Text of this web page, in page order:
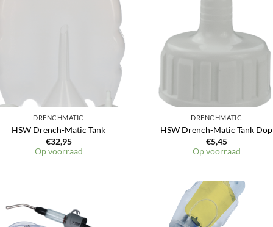
verlanglijst
DRENCHMATIC
HSW Drench-Matic Tank
€32,95
Op voorraad
DRENCHMATIC
HSW Drench-Matic Tank Dop
€5,45
Op voorraad